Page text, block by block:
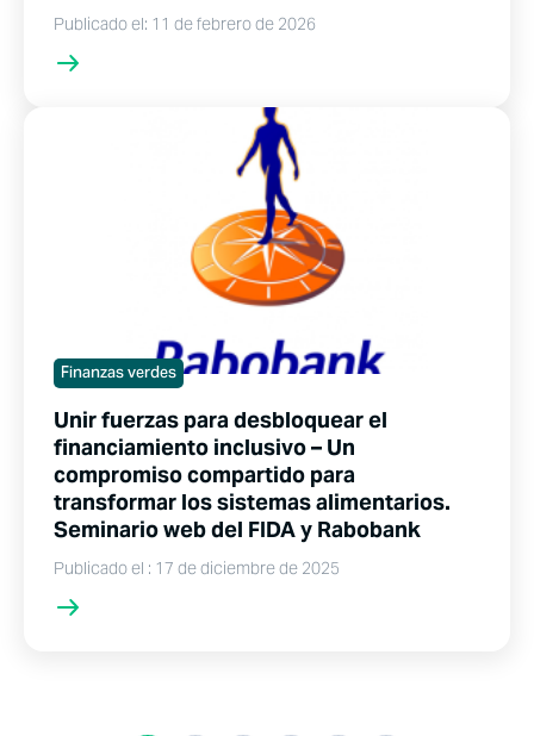
Publicado el: 11 de febrero de 2026
Finanzas verdes
Unir fuerzas para desbloquear el
financiamiento inclusivo – Un
compromiso compartido para
transformar los sistemas alimentarios.
Seminario web del FIDA y Rabobank
Publicado el : 17 de diciembre de 2025